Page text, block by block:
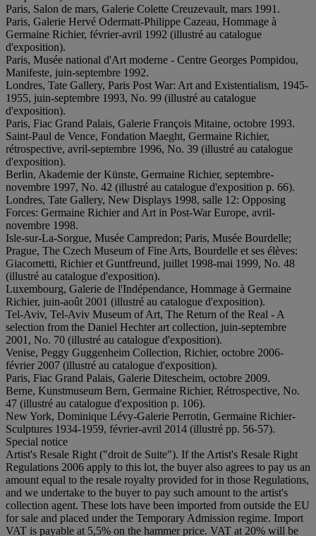
Paris, Salon de mars, Galerie Colette Creuzevault, mars 1991.
Paris, Galerie Hervé Odermatt-Philippe Cazeau, Hommage à
Germaine Richier, février-avril 1992 (illustré au catalogue
d'exposition).
Paris, Musée national d'Art moderne - Centre Georges Pompidou,
Manifeste, juin-septembre 1992.
Londres, Tate Gallery, Paris Post War: Art and Existentialism, 1945-
1955, juin-septembre 1993, No. 99 (illustré au catalogue
d'exposition).
Paris, Fiac Grand Palais, Galerie François Mitaine, octobre 1993.
Saint-Paul de Vence, Fondation Maeght, Germaine Richier,
rétrospective, avril-septembre 1996, No. 39 (illustré au catalogue
d'exposition).
Berlin, Akademie der Künste, Germaine Richier, septembre-
novembre 1997, No. 42 (illustré au catalogue d'exposition p. 66).
Londres, Tate Gallery, New Displays 1998, salle 12: Opposing
Forces: Germaine Richier and Art in Post-War Europe, avril-
novembre 1998.
Isle-sur-La-Sorgue, Musée Campredon; Paris, Musée Bourdelle;
Prague, The Czech Museum of Fine Arts, Bourdelle et ses élèves:
Giacometti, Richier et Guntfreund, juillet 1998-mai 1999, No. 48
(illustré au catalogue d'exposition).
Luxembourg, Galerie de l'Indépendance, Hommage à Germaine
Richier, juin-août 2001 (illustré au catalogue d'exposition).
Tel-Aviv, Tel-Aviv Museum of Art, The Return of the Real - A
selection from the Daniel Hechter art collection, juin-septembre
2001, No. 70 (illustré au catalogue d'exposition).
Venise, Peggy Guggenheim Collection, Richier, octobre 2006-
février 2007 (illustré au catalogue d'exposition).
Paris, Fiac Grand Palais, Galerie Ditescheim, octobre 2009.
Berne, Kunstmuseum Bern, Germaine Richier, Rétrospective, No.
47 (illustré au catalogue d'exposition p. 106).
New York, Dominique Lévy-Galerie Perrotin, Germaine Richier-
Sculptures 1934-1959, février-avril 2014 (illustré pp. 56-57).
Special notice
Artist's Resale Right ("droit de Suite"). If the Artist's Resale Right
Regulations 2006 apply to this lot, the buyer also agrees to pay us an
amount equal to the resale royalty provided for in those Regulations,
and we undertake to the buyer to pay such amount to the artist's
collection agent. These lots have been imported from outside the EU
for sale and placed under the Temporary Admission regime. Import
VAT is payable at 5,5% on the hammer price. VAT at 20% will be